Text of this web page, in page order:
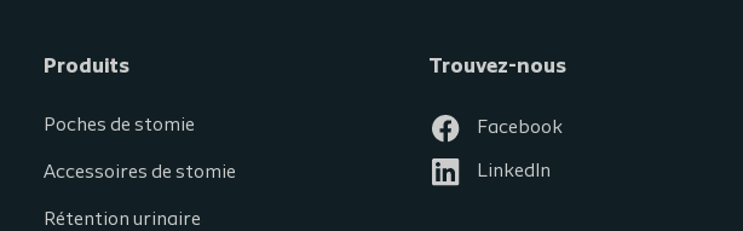
Produits
Poches de stomie
Accessoires de stomie
Rétention urinaire
Trouvez-nous
Facebook
LinkedIn